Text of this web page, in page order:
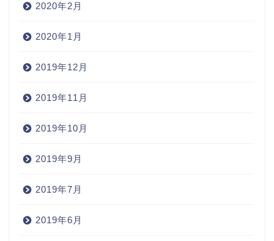
2020年2月
2020年1月
2019年12月
2019年11月
2019年10月
2019年9月
2019年7月
2019年6月